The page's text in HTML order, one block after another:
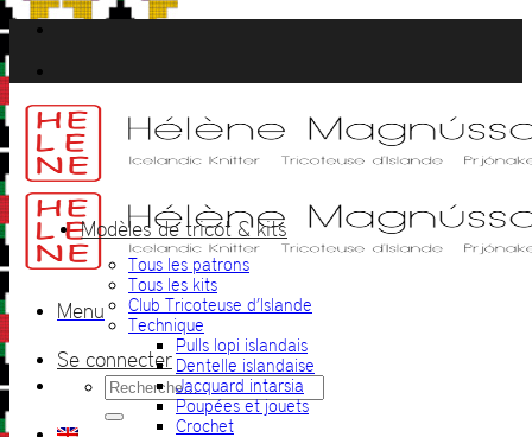
Passer
au
contenu
Menu
Se connecter
Recherche
pour :
Modèles de tricot & kits
Tous les patrons
Tous les kits
Club Tricoteuse d’Islande
Technique
Pulls lopi islandais
Dentelle islandaise
Jacquard intarsia
Poupées et jouets
Crochet